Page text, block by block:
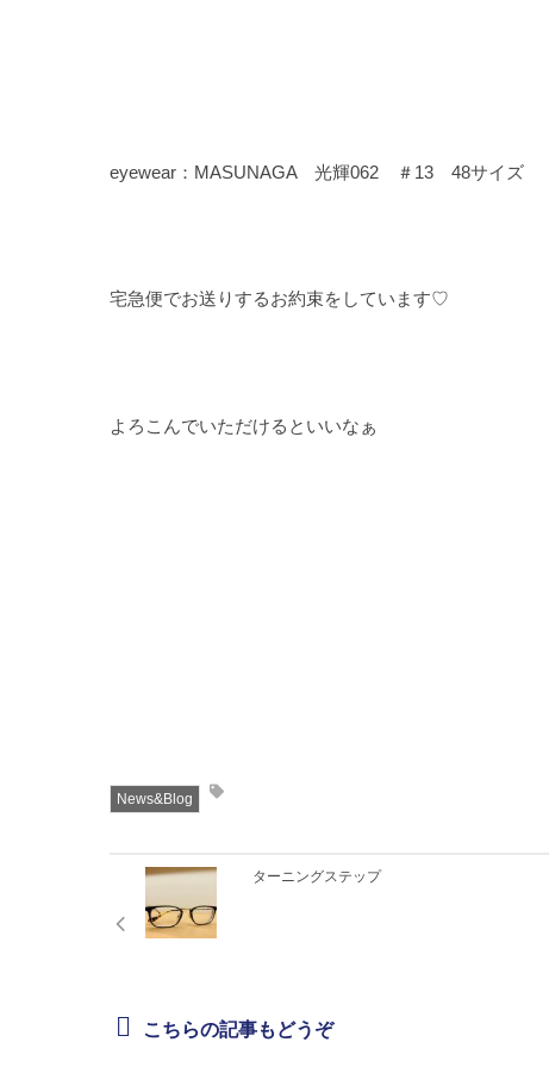
eyewear：MASUNAGA 光輝062 ＃13 48サイズ
宅急便でお送りするお約束をしています♡
よろこんでいただけるといいなぁ
News&Blog
ターニングステップ
こちらの記事もどうぞ